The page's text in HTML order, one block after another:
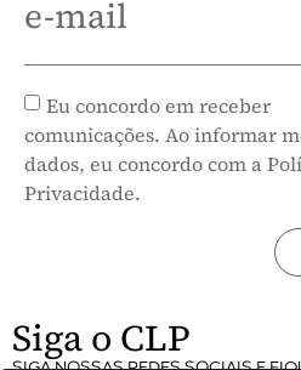
e-mail
Eu concordo em receber
comunicações. Ao informar
dados, eu concordo com a
Privacidade.
Siga o CLP